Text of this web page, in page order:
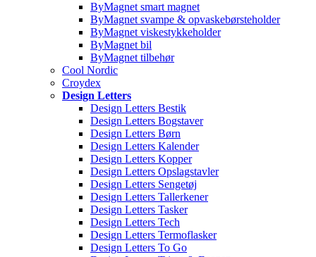
ByMagnet smart magnet
ByMagnet svampe & opvaskebørsteholder
ByMagnet viskestykkeholder
ByMagnet bil
ByMagnet tilbehør
Cool Nordic
Croydex
Design Letters
Design Letters Bestik
Design Letters Bogstaver
Design Letters Børn
Design Letters Kalender
Design Letters Kopper
Design Letters Opslagstavler
Design Letters Sengetøj
Design Letters Tallerkener
Design Letters Tasker
Design Letters Tech
Design Letters Termoflasker
Design Letters To Go